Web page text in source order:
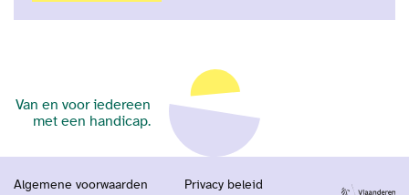
Van en voor iedereen
met een handicap.
Algemene voorwaarden Privacy beleid